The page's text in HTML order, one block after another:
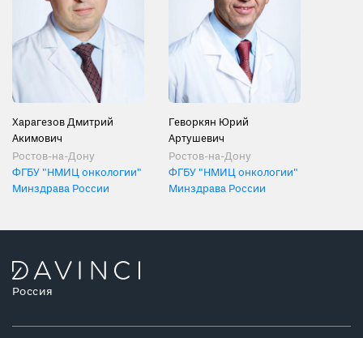
Харагезов Дмитрий
Акимович
Ростов-на-Дону
ФГБУ "НМИЦ онкологии"
Минздрава России
Геворкян Юрий
Артушевич
Ростов-на-Дону
ФГБУ "НМИЦ онкологии"
Минздрава России
Россия